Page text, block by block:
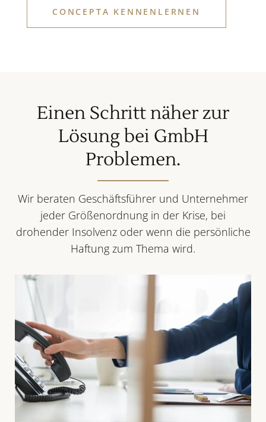
CONCEPTA KENNENLERNEN
Einen Schritt näher zur
Lösung bei GmbH
Problemen.
Wir beraten Geschäftsführer und Unternehmer
jeder Größenordnung in der Krise, bei
drohender Insolvenz oder wenn die persönliche
Haftung zum Thema wird.